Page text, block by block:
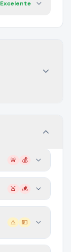
Excelente
🚨 💰
🚨 💰
⚠️ 💵